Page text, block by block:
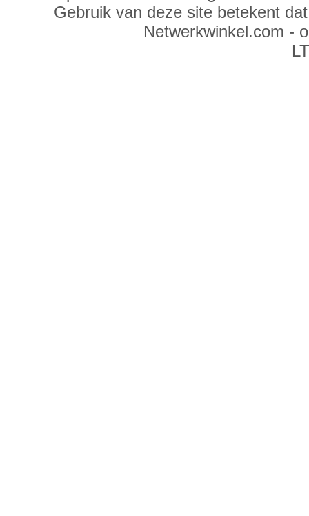
Gebruik van deze site betekent
Netwerkwinkel.com -